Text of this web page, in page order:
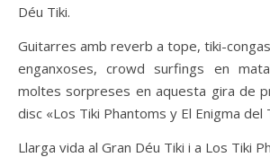
Déu Tiki.
Guitarres amb reverb a tope, tiki-
enganxoses, crowd surfings en
moltes sorpreses en aquesta gira de
disc «Los Tiki Phantoms y El Enigma del
Llarga vida al Gran Déu Tiki i a Los Tiki